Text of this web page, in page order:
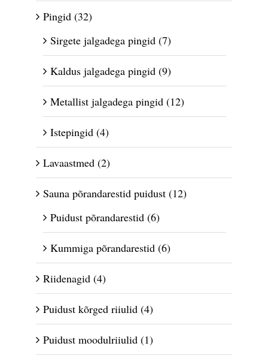
Pingid (32)
Sirgete jalgadega pingid (7)
Kaldus jalgadega pingid (9)
Metallist jalgadega pingid (12)
Istepingid (4)
Lavaastmed (2)
Sauna põrandarestid puidust (12)
Puidust põrandarestid (6)
Kummiga põrandarestid (6)
Riidenagid (4)
Puidust kõrged riiulid (4)
Puidust moodulriiulid (1)